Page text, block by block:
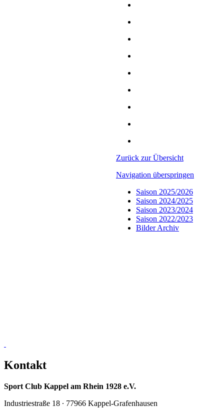
Zurück zur Übersicht
Navigation überspringen
Saison 2025/2026
Saison 2024/2025
Saison 2023/2024
Saison 2022/2023
Bilder Archiv
Kontakt
Sport Club Kappel am Rhein 1928 e.V.
Industriestraße 18 ∙ 77966 Kappel-Grafenhausen